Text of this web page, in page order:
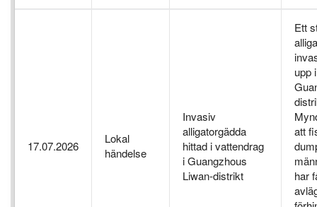
17.07.2026
Lokal
händelse
Invasiv
alligatorgädda
hittad i vattendrag
i Guangzhous
Liwan-distrikt
Ett
upp
att
har